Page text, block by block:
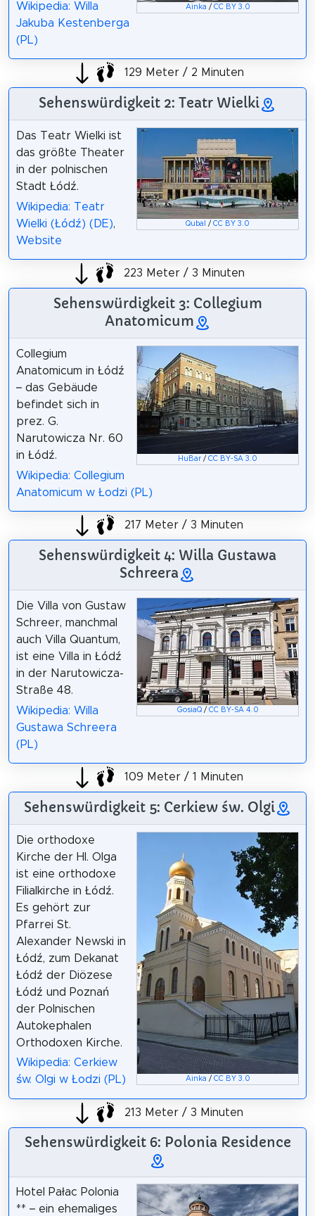
Ainka / CC BY 3.0
Wikipedia: Willa
Jakuba Kestenberga
(PL)
129 Meter / 2 Minuten
Sehenswürdigkeit 2: Teatr Wielki
Qubal /CC BY 3.0
Das Teatr Wielki ist
das größte Theater
in der polnischen
Stadt Łódź.
Wikipedia: Teatr
Wielki (Łódź) (DE),
Website
223 Meter / 3 Minuten
Sehenswürdigkeit 3: Collegium
Anatomicum
HuBar /CC BY-SA 3.0
Collegium
Anatomicum in Łódź
– das Gebäude
befindet sich in
prez. G.
Narutowicza Nr. 60
in Łódź.
Wikipedia: Collegium
Anatomicum w Łodzi (PL)
217 Meter / 3 Minuten
Sehenswürdigkeit 4: Willa Gustawa
Schreera
GosiaQ/ CC BY-SA 4.0
Die Villa von Gustaw
Schreer, manchmal
auch Villa Quantum,
ist eine Villa in Łódź
in der Narutowicza-
Straße 48.
Wikipedia: Willa
Gustawa Schreera
(PL)
109 Meter / 1 Minuten
Sehenswürdigkeit 5: Cerkiew św. Olgi
Ainka / CC BY 3.0
Die orthodoxe
Kirche der Hl. Olga
ist eine orthodoxe
Filialkirche in Łódź.
Es gehört zur
Pfarrei St.
Alexander Newski in
Łódź, zum Dekanat
Łódź der Diözese
Łódź und Poznań
der Polnischen
Autokephalen
Orthodoxen Kirche.
Wikipedia: Cerkiew
św. Olgi w Łodzi (PL)
213 Meter / 3 Minuten
Sehenswürdigkeit 6: Polonia Residence
Hotel Pałac Polonia
** – ein ehemaliges